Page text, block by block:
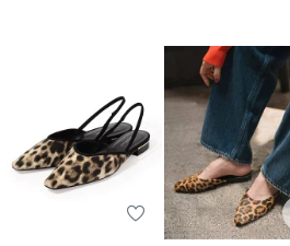
✓「ブランドのお気に入り登録」で
新商品や再入荷など、いち早くブラ
受け取ることができますので、ご登
--------------------
【注意点】
※画像の商品は光の照射や角度、お